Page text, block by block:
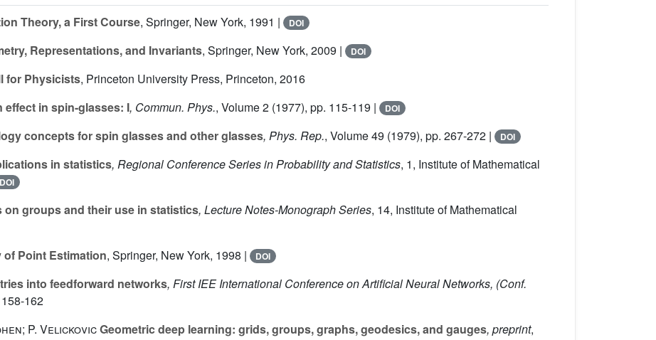
Theory, a First Course, Springer, New York, 1991 | DOI
Representations, and Invariants, Springer, New York, 2009 | DOI
for Physicists, Princeton University Press, Princeton, 2016
in spin-glasses: I, Commun. Phys., Volume 2 (1977), pp. 115-119 | DOI
concepts for spin glasses and other glasses, Phys. Rep., Volume 49 (1979), pp. 267-272 | DOI
in statistics, Regional Conference Series in Probability and Statistics, 1, Institute of Mathematical
DOI
on groups and their use in statistics, Lecture Notes-Monograph Series, 14, Institute of Mathematical
of Point Estimation, Springer, New York, 1998 | DOI
into feedforward networks, First IEE International Conference on Artificial Neural Networks, (Conf.
162
P. VelickovicGeometric deep learning: grids, groups, graphs, geodesics, and gauges, preprint,